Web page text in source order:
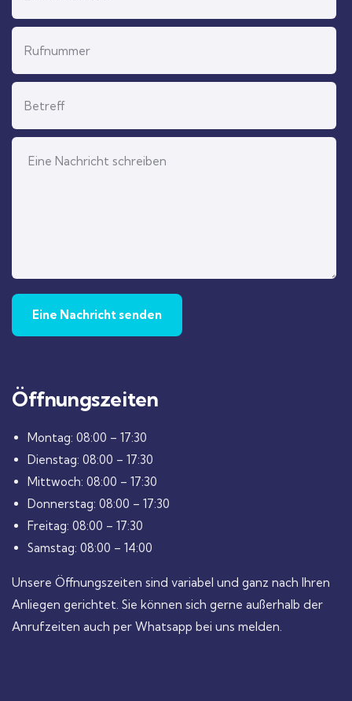
Öffnungszeiten
Montag: 08:00 – 17:30
Dienstag: 08:00 – 17:30
Mittwoch: 08:00 – 17:30
Donnerstag: 08:00 – 17:30
Freitag: 08:00 – 17:30
Samstag: 08:00 – 14:00
Unsere Öffnungszeiten sind variabel und ganz nach Ihren
Anliegen gerichtet. Sie können sich gerne außerhalb der
Anrufzeiten auch per Whatsapp bei uns melden.